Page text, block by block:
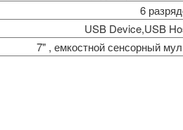
6
USB Device,USB
7" , емкостной сенсорный